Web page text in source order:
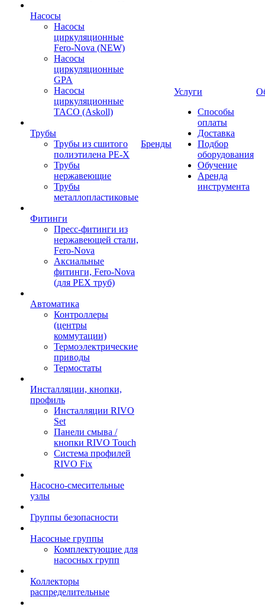
Насосы
Насосы
циркуляционные
Fero-Nova (NEW)
Насосы
циркуляционные
GPA
Насосы
циркуляционные
TACO (Askoll)
Трубы
Трубы из сшитого
полиэтилена PE-X
Трубы
нержавеющие
Трубы
металлопластиковые
Фитинги
Пресс-фитинги из
нержавеющей стали,
Fero-Nova
Аксиальные
фитинги, Fero-Nova
(для PEX труб)
Автоматика
Контроллеры
(центры
коммутации)
Термоэлектрические
приводы
Термостаты
Инсталляции, кнопки,
профиль
Инсталляции RIVO
Set
Панели смыва /
кнопки RIVO Touch
Система профилей
RIVO Fix
Насосно-смесительные
узлы
Группы безопасности
Насосные группы
Комплектующие для
насосных групп
Коллекторы
распределительные
Бренды
Услуги
Способы
оплаты
Доставка
Подбор
оборудования
Обучение
Аренда
инструмента